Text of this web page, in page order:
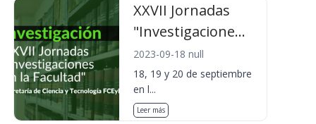
XXVII Jornadas
"Investigacione...
2023-09-18 null
18, 19 y 20 de septiembre
en l...
Leer más